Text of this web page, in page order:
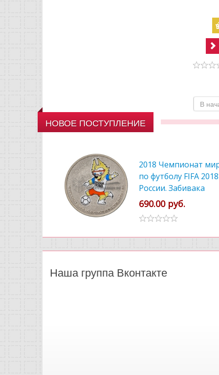
В
НОВОЕ ПОСТУПЛЕНИЕ
2018 Чемпионат
по футболу FIFA
России. Забивака
цветной
690.00 руб.
Наша группа Вконтакте